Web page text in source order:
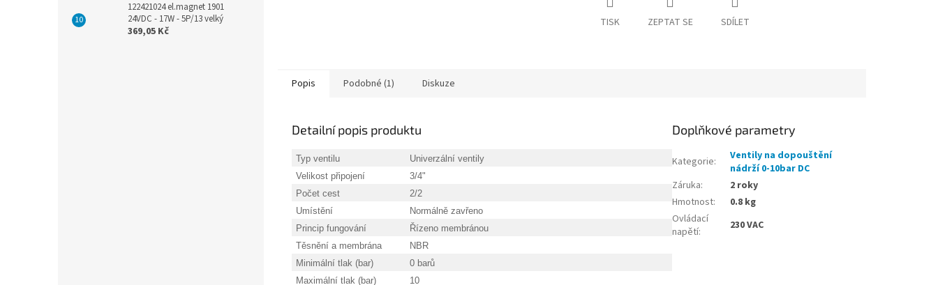
122421024 el.magnet 1901
24VDC - 17W - 5P/13 velký
369,05 Kč
TISK ZEPTAT SE SDÍLET
Popis Podobné (1) Diskuze
Detailní popis produktu
Typ ventilu
Univerzální ventily
Velikost připojení
3/4"
Počet cest
2/2
Umístění
Normálně zavřeno
Princip fungování
Řízeno membránou
Těsnění a membrána
NBR
Minimální tlak (bar)
0 barů
Maximální tlak (bar)
10
Doplňkové parametry
Kategorie:
Ventily na dopouštění
nádrží 0-10bar DC
Záruka:
2 roky
Hmotnost:
0.8 kg
Ovládací
napětí: 230 VAC